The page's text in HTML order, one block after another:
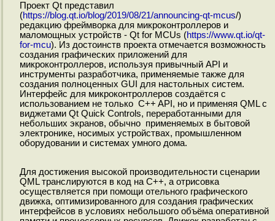
Проект Qt представил
(https://blog.qt.io/blog/2019/08/21/announcing-qt-mcus/)
редакцию фреймворка для микроконтроллеров и
маломощных устройств - Qt for MCUs (https://www.qt.io/qt-
for-mcu). Из достоинств проекта отмечается возможность
создания графических приложений для
микроконтроллеров, используя привычный API и
инструменты разработчика, применяемые также для
создания полноценных GUI для настольных систем.
Интерфейс для микроконтроллеров создаётся с
использованием не только C++ API, но и применяя QML c
виджетами Qt Quick Controls, переработанными для
небольших экранов, обычно применяемых в бытовой
электронике, носимых устройствах, промышленном
оборудовании и системах умного дома.
Для достижения высокой производительности сценарии
QML транслируются в код на C++, а отрисовка
осуществляется при помощи отельного графического
движка, оптимизированного для создания графических
интерфейсов в условиях небольшого объёма оперативной